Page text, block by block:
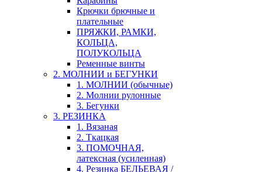
Крючки брючные и
плательные
ПРЯЖКИ, РАМКИ,
КОЛЬЦА,
ПОЛУКОЛЬЦА
Ременные винты
2. МОЛНИИ и БЕГУНКИ
1. МОЛНИИ (обычные)
2. Молнии рулонные
3. Бегунки
3. РЕЗИНКА
1. Вязаная
2. Ткацкая
3. ПОМОЧНАЯ,
латексная (усиленная)
4. Резинка БЕЛЬЕВАЯ /